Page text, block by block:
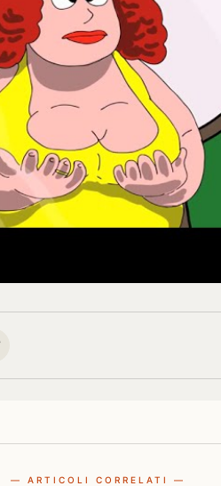
— ARTICOLI CORRELATI —